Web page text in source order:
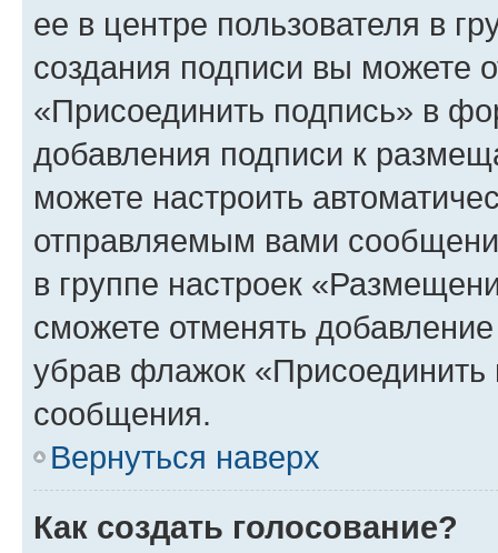
ее в центре пользователя в
создания подписи вы можете
«Присоединить подпись» в
добавления подписи к
можете настроить
отправляемым вами
в группе настроек
сможете отменять
убрав флажок
сообщения.
Вернуться наверх
Как создать голосование?